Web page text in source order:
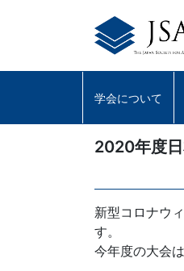
学会について
2020年度
新型コロナウ
す。
今年度の大会